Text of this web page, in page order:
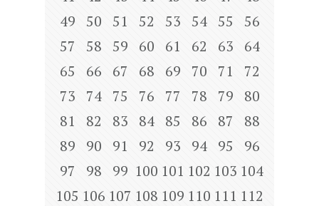
49
50 51 52 53 54 55
56
57
58 59 60 61 62 63
64
65
66 67 68 69 70 71
72
73
74 75 76 77 78 79
80
81
82 83 84 85 86 87
88
89
90 91 92 93 94 95
96
97
98 99 100 101 102 103 104
105 106 107 108 109 110 111 112